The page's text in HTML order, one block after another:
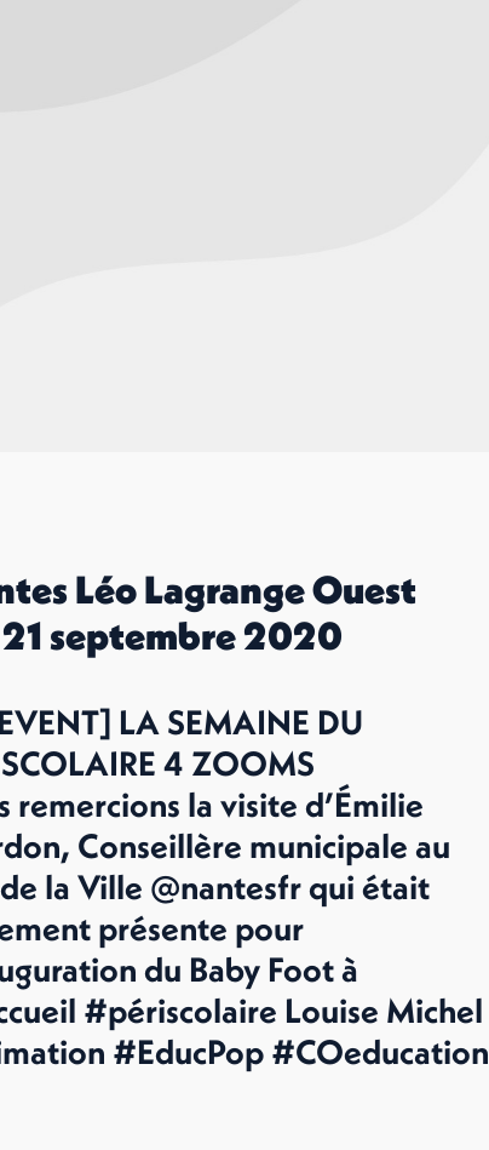
Léo Lagrange Ouest
21 septembre 2020
LA SEMAINE DU
4 ZOOMS
remercions la visite d’Émilie
Conseillère municipale au
la Ville @nantesfr qui était
présente pour
du Baby Foot à
#périscolaire Louise Michel
#EducPop #COeducation